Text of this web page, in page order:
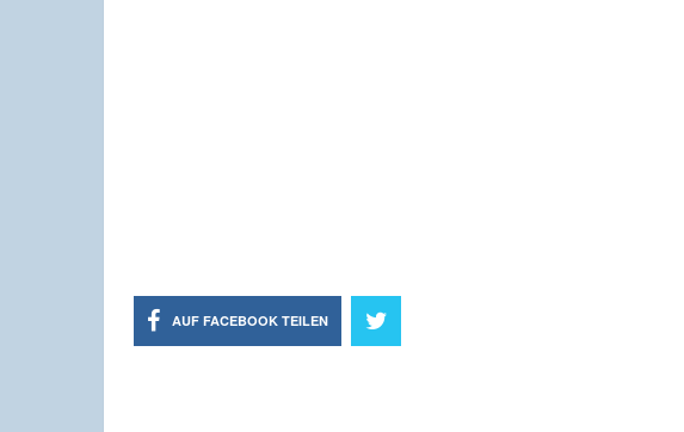
AUF FACEBOOK TEILEN